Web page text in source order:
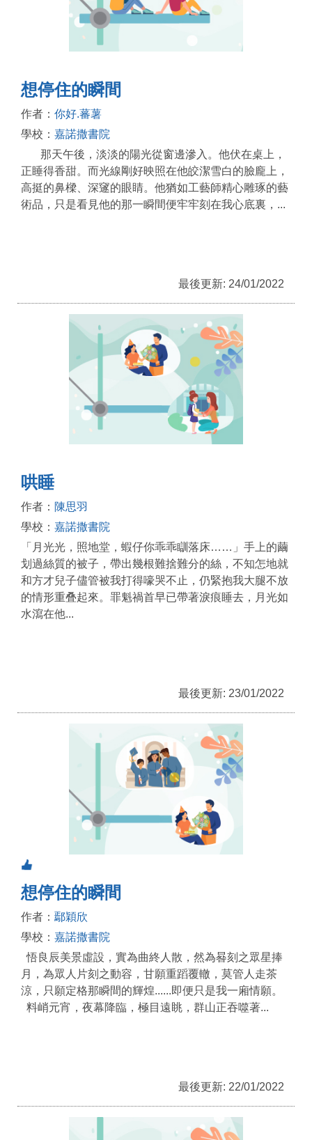
想停住的瞬間
作者： 你好.蕃薯
學校： 嘉諾撒書院
那天午後，淡淡的陽光從窗邊滲入。他伏在桌上，
正睡得香甜。而光線剛好映照在他皎潔雪白的臉龐上，
高挺的鼻樑、深䆳的眼睛。他猶如工藝師精心雕琢的藝
術品，只是看見他的那一瞬間便牢牢刻在我心底裏，...
最後更新: 24/01/2022
哄睡
作者： 陳思羽
學校： 嘉諾撒書院
「月光光，照地堂，蝦仔你乖乖瞓落床……」手上的繭
划過絲質的被子，帶出幾根難捨難分的絲，不知怎地就
和方才兒子儘管被我打得嚎哭不止，仍緊抱我大腿不放
的情形重叠起來。罪魁禍首早已帶著淚痕睡去，月光如
水瀉在他...
最後更新: 23/01/2022
想停住的瞬間
作者： 鄢穎欣
學校： 嘉諾撒書院
悟良辰美景虛設，實為曲終人散，然為晷刻之眾星捧
月，為眾人片刻之動容，甘願重蹈覆轍，莫管人走茶
涼，只願定格那瞬間的輝煌......即便只是我一廂情願。
料峭元宵，夜幕降臨，極目遠眺，群山正吞噬著...
最後更新: 22/01/2022